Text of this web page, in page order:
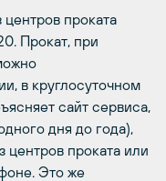
проката
Прокат, при
в круглосуточном
сайт сервиса,
дня до года),
центров проката или
Это же